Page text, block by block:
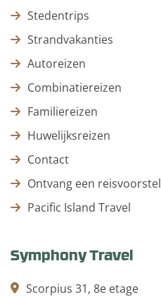
Stedentrips
Strandvakanties
Autoreizen
Combinatiereizen
Familiereizen
Huwelijksreizen
Contact
Ontvang een reisvoorstel
Pacific Island Travel
Symphony Travel
Scorpius 31, 8e etage